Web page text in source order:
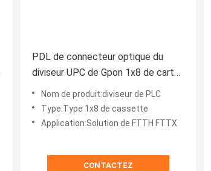
PDL de connecteur optique du
diviseur UPC de Gpon 1x8 de carte
de cassette bas
Nom de produit:diviseur de PLC
Type:Type 1x8 de cassette
Application:Solution de FTTH FTTX
CONTACTEZ